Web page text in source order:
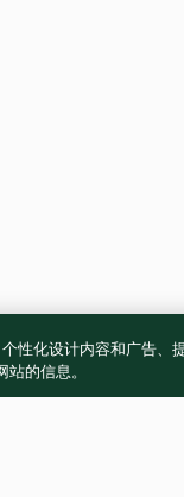
性化设计内容和广告、
的信息。